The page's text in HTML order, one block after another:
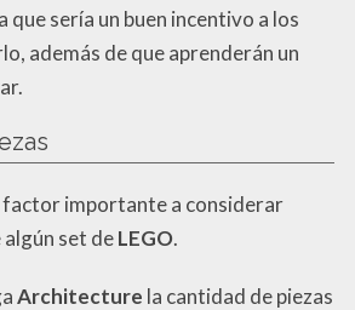
que sería un buen incentivo a los
además de que aprenderán un
factor importante a considerar
set deLEGO.
Architecture la cantidad de piezas